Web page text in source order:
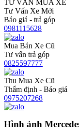
TƯ VẤN MUA XE
Tư Vấn Xe Mới
Báo giá - trả góp
0981115628
Mua Bán Xe Cũ
Tư vấn trả góp
0825597777
Thu Mua Xe Cũ
Thẩm định - Báo giá
0975207268
Hình ảnh